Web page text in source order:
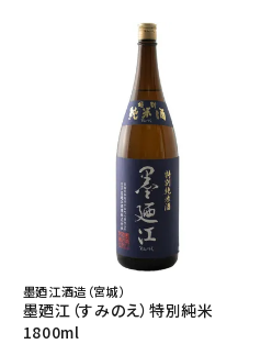
墨廼江酒造（宮城）
墨廼江（すみのえ）特別純米
1800ml